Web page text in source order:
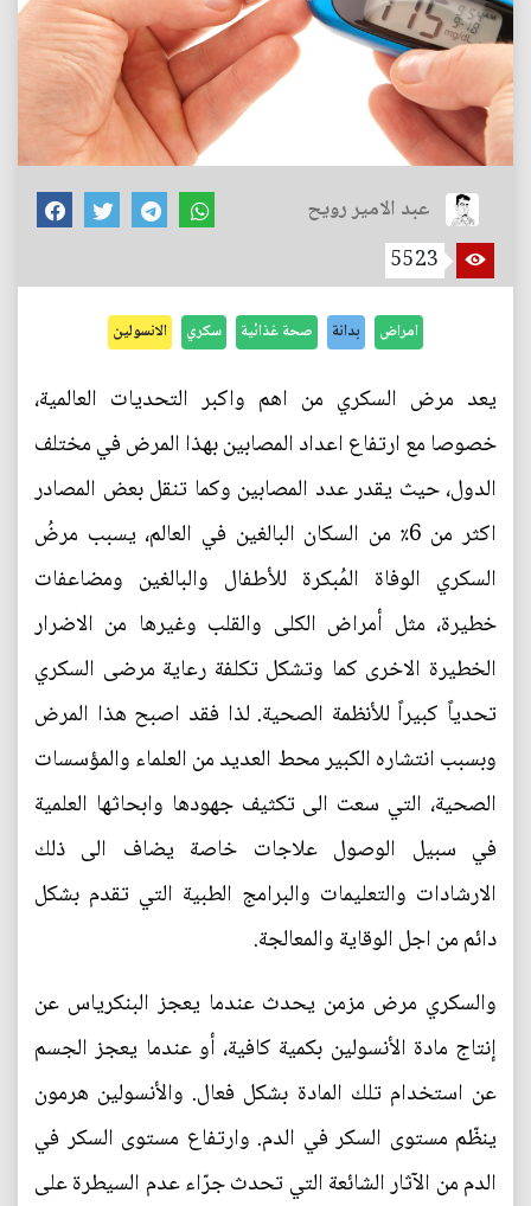
عبد الامير رويح
5523
امراض بدانة صحة غذائية سكري الانسولين
يعد مرض السكري من اهم واكبر التحديات العالمية،
خصوصا مع ارتفاع اعداد المصابين بهذا المرض في مختلف
الدول، حيث يقدر عدد المصابين وكما تنقل بعض المصادر
اكثر من 6٪ من السكان البالغين في العالم، يسبب مرضُ
السكري الوفاة المُبكرة للأطفال والبالغين ومضاعفات
خطيرة، مثل أمراض الكلى والقلب وغيرها من الاضرار
الخطيرة الاخرى كما وتشكل تكلفة رعاية مرضى السكري
تحدياً كبيراً للأنظمة الصحية. لذا فقد اصبح هذا المرض
وبسبب انتشاره الكبير محط العديد من العلماء والمؤسسات
الصحية، التي سعت الى تكثيف جهودها وابحاثها العلمية
في سبيل الوصول علاجات خاصة يضاف الى ذلك
الارشادات والتعليمات والبرامج الطبية التي تقدم بشكل
دائم من اجل الوقاية والمعالجة.
والسكري مرض مزمن يحدث عندما يعجز البنكرياس عن
إنتاج مادة الأنسولين بكمية كافية، أو عندما يعجز الجسم
عن استخدام تلك المادة بشكل فعال. والأنسولين هرمون
ينظّم مستوى السكر في الدم. وارتفاع مستوى السكر في
الدم من الآثار الشائعة التي تحدث جرّاء عدم السيطرة على